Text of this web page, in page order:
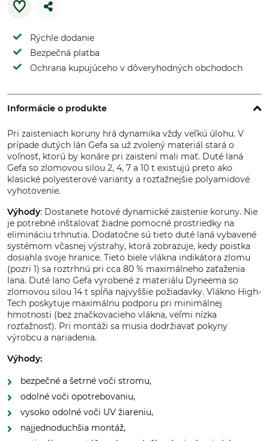
Rýchle dodanie
Bezpečná platba
Ochrana kupujúceho v dôveryhodných obchodoch
Informácie o produkte
Pri zaisteniach koruny hrá dynamika vždy veľkú úlohu. V
prípade dutých lán Gefa sa už zvolený materiál stará o
voľnosť, ktorú by konáre pri zaistení mali mať. Duté laná
Gefa so zlomovou silou 2, 4, 7 a 10 t existujú preto ako
klasické polyesterové varianty a rozťažnejšie polyamidové
vyhotovenie.
Výhody: Dostanete hotové dynamické zaistenie koruny. Nie
je potrebné inštalovať žiadne pomocné prostriedky na
elimináciu trhnutia. Dodatočne sú tieto duté laná vybavené
systémom včasnej výstrahy, ktorá zobrazuje, kedy poistka
dosiahla svoje hranice. Tieto biele vlákna indikátora zlomu
(pozri 1) sa roztrhnú pri cca 80 % maximálneho zaťaženia
lana. Duté lano Gefa vyrobené z materiálu Dyneema so
zlomovou silou 14 t spĺňa najvyššie požiadavky. Vlákno High-
Tech poskytuje maximálnu podporu pri minimálnej
hmotnosti (bez značkovacieho vlákna, veľmi nízka
rozťažnosť). Pri montáži sa musia dodržiavať pokyny
výrobcu a nariadenia.
Výhody:
bezpečné a šetrné voči stromu,
odolné voči opotrebovaniu,
vysoko odolné voči UV žiareniu,
najjednoduchšia montáž,